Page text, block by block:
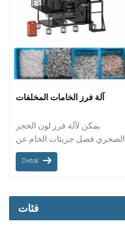
آلة فرز الخامات المخلفات
يمكن لآلة فرز لون الحجر
الصخري فصل جزيئات الخام عن
طريق اختلاف اللون في مصانع
Detail
فئات